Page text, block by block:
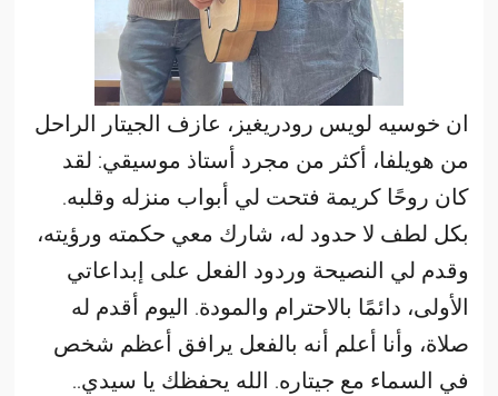
ان خوسيه لويس رودريغيز، عازف الجيتار الراحل
من هويلفا، أكثر من مجرد أستاذ موسيقي: لقد
كان روحًا كريمة فتحت لي أبواب منزله وقلبه.
بكل لطف لا حدود له، شارك معي حكمته ورؤيته،
وقدم لي النصيحة وردود الفعل على إبداعاتي
الأولى، دائمًا بالاحترام والمودة. اليوم أقدم له
صلاة، وأنا أعلم أنه بالفعل يرافق أعظم شخص
في السماء مع جيتاره. الله يحفظك يا سيدي..